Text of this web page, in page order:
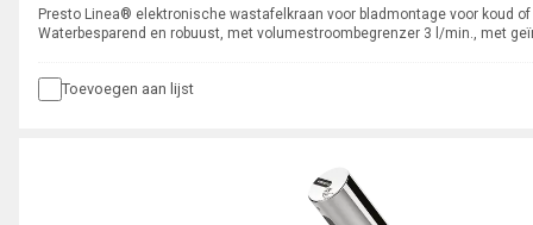
Presto Linea® elektronische wastafelkraan voor bladmontage voor koud
Waterbesparend en robuust, met volumestroombegrenzer 3 l/min., met
Toevoegen aan lijst